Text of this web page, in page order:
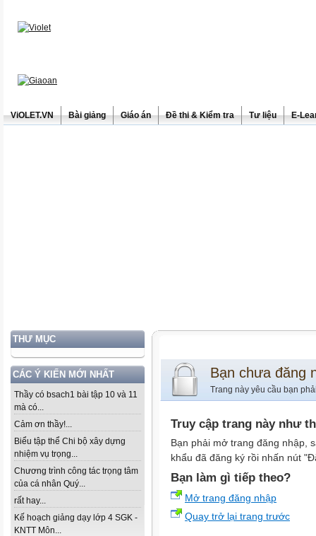
ViOLET.VN Bài giảng Giáo án Đề thi & Kiểm tra Tư liệu E-
THƯ MỤC
CÁC Ý KIẾN MỚI NHẤT
Thầy có bsach1 bài tập 10 và 11
mà có...
Cảm ơn thầy!...
Biểu tập thể Chi bộ xây dựng
nhiệm vụ trọng...
Chương trình công tác trọng tâm
của cá nhân Quý...
rất hay...
Kế hoạch giảng dạy lớp 4 SGK -
KNTT Môn...
Bạn chưa đăng
Trang này yêu cầu bạn
Truy cập trang này như
Bạn phải mở trang đăng nhập,
khẩu đã đăng ký rồi nhấn nút
Bạn làm gì tiếp theo?
Mở trang đăng nhập
Quay trở lại trang trước